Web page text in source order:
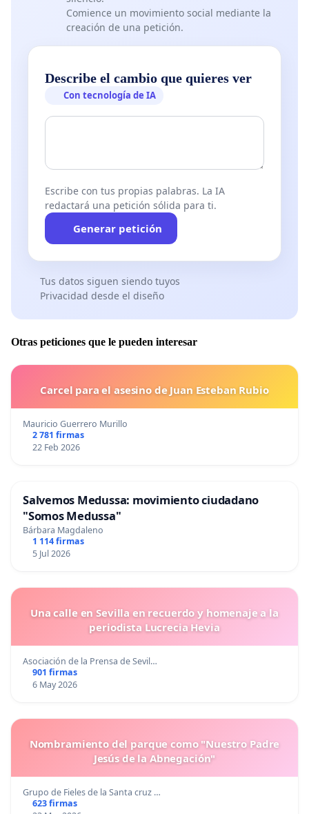
Comience un movimiento social mediante la
creación de una petición.
Describe el cambio que quieres ver
Con tecnología de IA
Escribe con tus propias palabras. La IA
redactará una petición sólida para ti.
Generar petición
Tus datos siguen siendo tuyos
Privacidad desde el diseño
Otras peticiones que le pueden interesar
Carcel para el asesino de Juan Esteban Rubio
Mauricio Guerrero Murillo
2 781 firmas
22 Feb 2026
Salvemos Medussa: movimiento ciudadano
"Somos Medussa"
Bárbara Magdaleno
1 114 firmas
5 Jul 2026
Una calle en Sevilla en recuerdo y homenaje a la
periodista Lucrecia Hevia
Asociación de la Prensa de Sevil…
901 firmas
6 May 2026
Nombramiento del parque como "Nuestro Padre
Jesús de la Abnegación"
Grupo de Fieles de la Santa cruz …
623 firmas